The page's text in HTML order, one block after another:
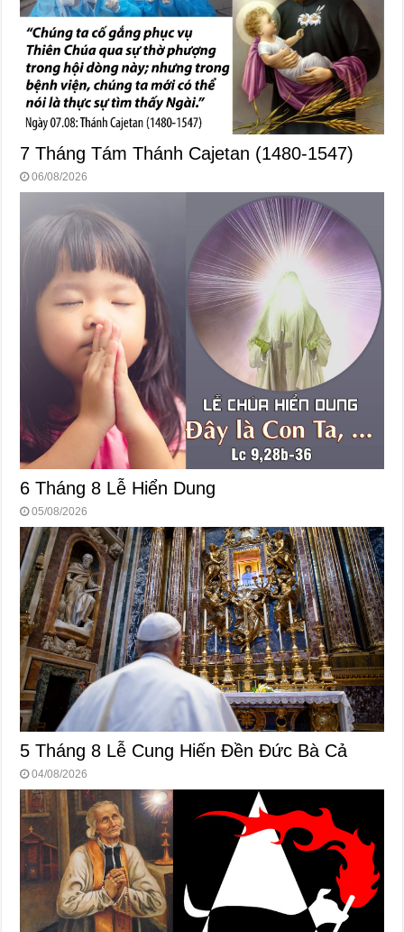
7 Tháng Tám Thánh Cajetan (1480-1547)
06/08/2026
6 Tháng 8 Lễ Hiển Dung
05/08/2026
5 Tháng 8 Lễ Cung Hiến Ðền Ðức Bà Cả
04/08/2026